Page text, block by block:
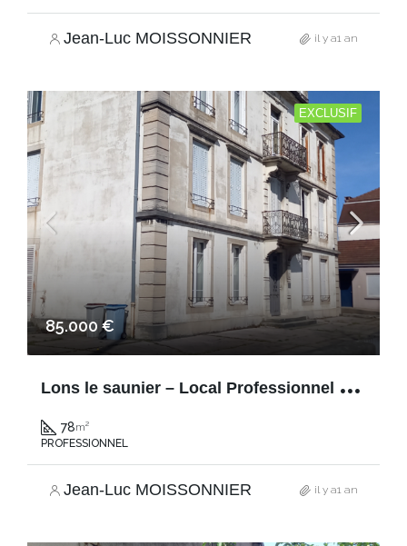
Jean-Luc MOISSONNIER il y a1 an
EXCLUSIF
85.000 €
L
ons le saunier – Local Professionnel – 78m²
78m²
PROFESSIONNEL
Jean-Luc MOISSONNIER il y a1 an